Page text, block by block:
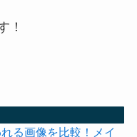
！
る画像を比較！メイ